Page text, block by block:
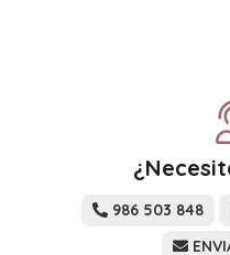
986 503 848